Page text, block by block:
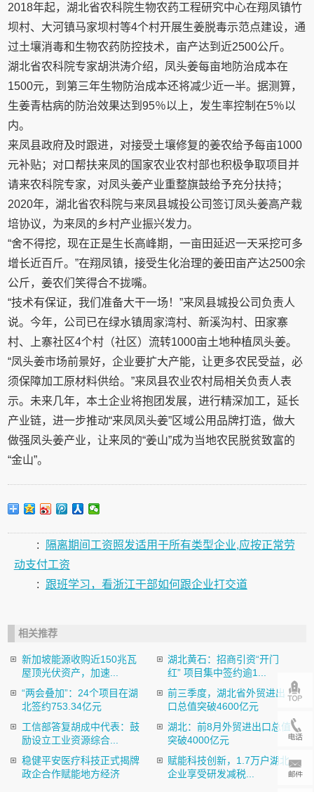
2018年起，湖北省农科院生物农药工程研究中心在翔凤镇竹
坝村、大河镇马家坝村等4个村开展生姜脱毒示范点建设，通
过土壤消毒和生物农药防控技术，亩产达到近2500公斤。
湖北省农科院专家胡洪涛介绍，凤头姜每亩地防治成本在
1500元，到第三年生物防治成本还将减少近一半。据测算，
生姜青枯病的防治效果达到95％以上，发生率控制在5％以
内。
来凤县政府及时跟进，对接受土壤修复的姜农给予每亩1000
元补贴；对口帮扶来凤的国家农业农村部也积极争取项目并
请来农科院专家，对凤头姜产业重整旗鼓给予充分扶持；
2020年，湖北省农科院与来凤县城投公司签订凤头姜高产栽
培协议，为来凤的乡村产业振兴发力。
“舍不得挖，现在正是生长高峰期，一亩田延迟一天采挖可多
增长近百斤。”在翔凤镇，接受生化治理的姜田亩产达2500余
公斤，姜农们笑得合不拢嘴。
“技术有保证，我们准备大干一场！”来凤县城投公司负责人
说。今年，公司已在绿水镇周家湾村、新溪沟村、田家寨
村、上寨社区4个村（社区）流转1000亩土地种植凤头姜。
“凤头姜市场前景好，企业要扩大产能，让更多农民受益，必
须保障加工原材料供给。”来凤县农业农村局相关负责人表
示。未来几年，本土企业将抱团发展，进行精深加工，延长
产业链，进一步推动“来凤凤头姜”区域公用品牌打造，做大
做强凤头姜产业，让来凤的“姜山”成为当地农民脱贫致富的
“金山”。
:
隔离期间工资照发适用于所有类型企业,应按正常劳
动支付工资
:
跟班学习，看浙江干部如何跟企业打交道
相关推荐
新加坡能源收购近150兆瓦
屋顶光伏资产，加速...
湖北黄石：招商引资“开门
红” 项目集中签约逾1...
“两会叠加”：24个项目在湖
北签约753.34亿元
前三季度，湖北省外贸进出
口总值突破4600亿元
工信部答复胡成中代表：鼓
励设立工业资源综合...
湖北：前8月外贸进出口总值
突破4000亿元
稳健平安医疗科技正式揭牌
政企合作赋能地方经济
赋能科技创新，1.7万户湖北
企业享受研发减税...